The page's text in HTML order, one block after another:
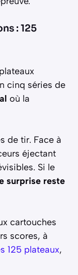
: 125
cinq séries de
où la
de tir. Face à
éjectant
Si le
surprise reste
cartouches
scores, à
125 plateaux,